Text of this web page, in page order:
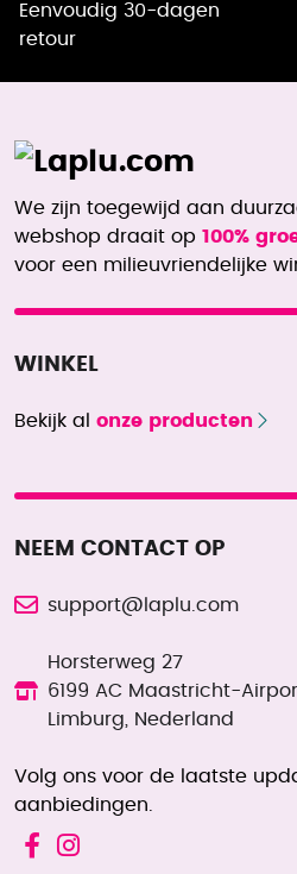
Eenvoudig 30-dagen
retour
We zijn toegewijd aan
webshop draait op 100%
voor een milieuvriendelijke
WINKEL
Bekijk al onze producten
NEEM CONTACT OP
support@laplu.com
Horsterweg 27
6199 AC Maastricht-
Limburg, Nederland
Volg ons voor de laatste
aanbiedingen.